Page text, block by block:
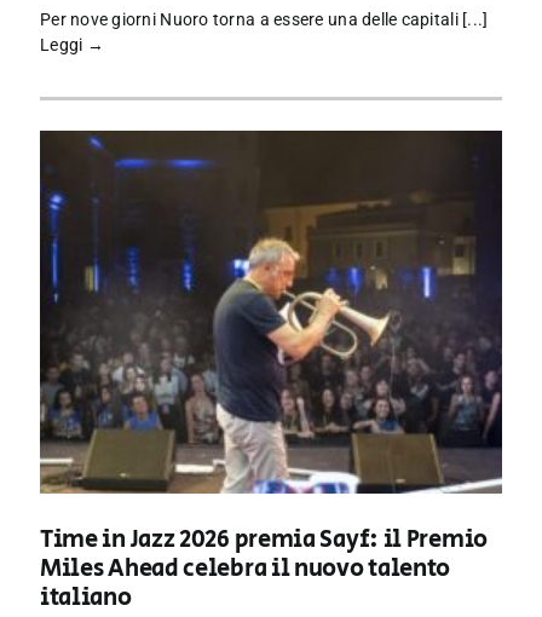
Per nove giorni Nuoro torna a essere una delle capitali [...]
Leggi →
Time in Jazz 2026 premia Sayf: il Premio
Miles Ahead celebra il nuovo talento
italiano